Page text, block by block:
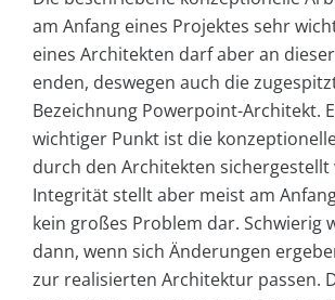
am Anfang eines Projektes sehr
eines Architekten darf aber an
enden, deswegen auch die
Bezeichnung Powerpoint-Architekt.
wichtiger Punkt ist die
durch den Architekten sichergestellt
Integrität stellt aber meist am
kein großes Problem dar. Schwierig
dann, wenn sich Änderungen
zur realisierten Architektur passen.